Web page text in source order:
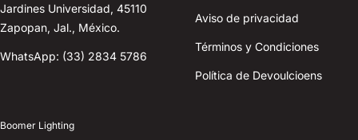
Jardines Universidad, 45110
Zapopan, Jal., México.
WhatsApp: (33) 2834 5786
Aviso de privacidad
Términos y Condiciones
Política de Devoulcioens
Boomer Lighting